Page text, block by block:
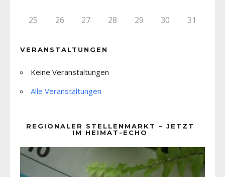
25 26 27 28 29 30 31
VERANSTALTUNGEN
Keine Veranstaltungen
Alle Veranstaltungen
REGIONALER STELLENMARKT – JETZT
IM HEIMAT-ECHO
Player